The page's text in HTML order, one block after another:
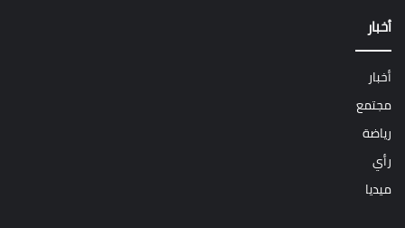
أخبار
أخبار
مجتمع
رياضة
رأي
ميديا